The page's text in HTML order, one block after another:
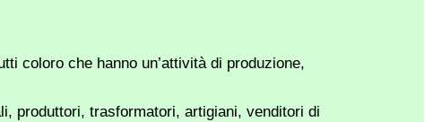
coloro che hanno un’attività di produzione,
produttori, trasformatori, artigiani, venditori di